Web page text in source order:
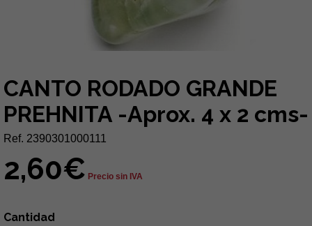
CANTO RODADO GRANDE
PREHNITA -Aprox. 4 x 2 cms-
Ref. 2390301000111
2,60€ Precio sin IVA
Cantidad